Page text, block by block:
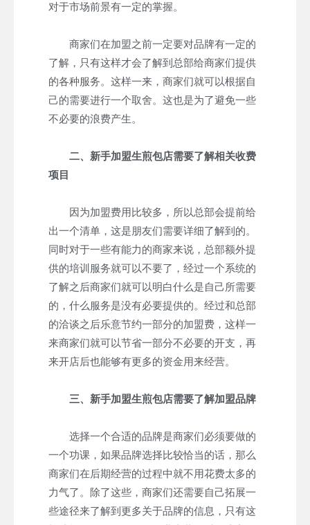
对于市场前景有一定的掌握。
商家们在加盟之前一定要对品牌有一定的
了解，只有这样才会了解到总部给商家们提供
的各种服务。这样一来，商家们就可以根据自
己的需要进行一个取舍。这也是为了避免一些
不必要的浪费产生。
二、新手加盟生煎包店需要了解相关收费
项目
因为加盟费用比较多，所以总部会提前给
出一个清单，这是朋友们需要详细了解到的。
同时对于一些有能力的商家来说，总部额外提
供的培训服务就可以不要了，经过一个系统的
了解之后商家们就可以明白什么是自己所需要
的，什么服务是没有必要提供的。经过和总部
的洽谈之后乐意节约一部分的加盟费，这样一
来商家们就可以节省一部分不必要的开支，再
来开店后也能够有更多的资金用来经营。
三、新手加盟生煎包店需要了解加盟品牌
选择一个合适的品牌是商家们必须要做的
一个功课，如果品牌选择比较恰当的话，那么
商家们在后期经营的过程中就不用花费太多的
力气了。除了这些，商家们还需要自己拓展一
些途径来了解到更多关于品牌的信息，只有这